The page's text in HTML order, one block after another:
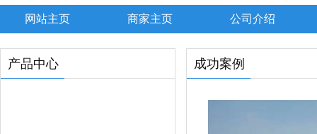
网站主页 商家主页 公司介绍
产品中心 成功案例